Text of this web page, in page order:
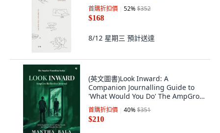
首購折扣價 52%$352
$168
8/12 星期三 預計送達
(英文圖書)Look Inward: A
Companion Journalling Guide to
'What Would You Do' The AmpGro
Tr... 平裝版, Qurate Books, 英文
首購折扣價 40%$351
$210